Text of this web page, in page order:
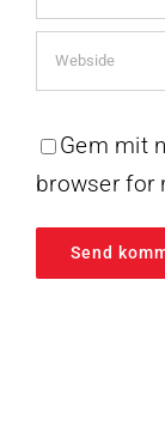
Gem mit
browser for